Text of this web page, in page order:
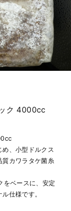
ク 4000cc
、小型ドルクス
質カワラタケ菌糸
をベースに、安定
仕様です。